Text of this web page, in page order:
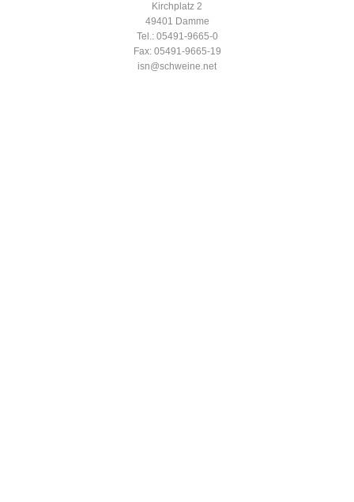
Kirchplatz 2
49401 Damme
Tel.: 05491-9665-0
Fax: 05491-9665-19
isn@schweine.net